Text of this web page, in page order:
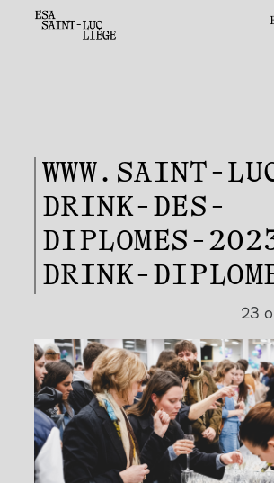
WWW.SAINT-
DRINK-DES-
DIPLOMES-
DRINK-
23